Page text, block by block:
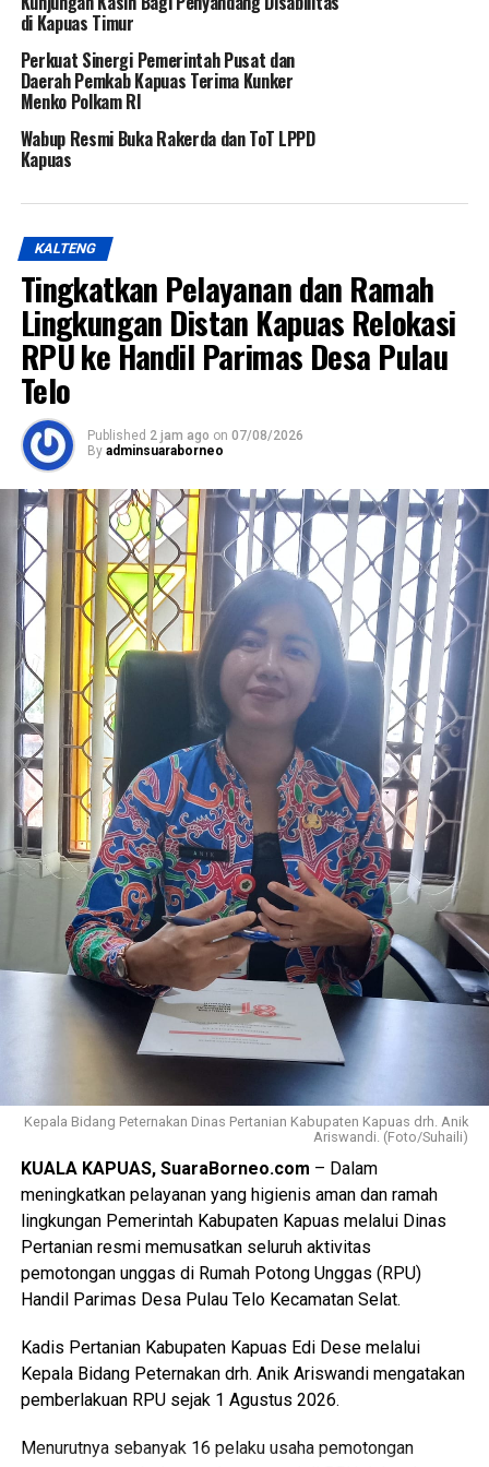
di Kapuas Timur
Perkuat Sinergi Pemerintah Pusat dan
Daerah Pemkab Kapuas Terima Kunker
Menko Polkam RI
Wabup Resmi Buka Rakerda dan ToT LPPD
Kapuas
KALTENG
Tingkatkan Pelayanan dan Ramah
Lingkungan Distan Kapuas Relokasi
RPU ke Handil Parimas Desa Pulau
Telo
Published 2 jam ago on 07/08/2026
By adminsuaraborneo
Kepala Bidang Peternakan Dinas Pertanian Kabupaten Kapuas drh. Anik
Ariswandi. (Foto/Suhaili)
KUALA KAPUAS, SuaraBorneo.com – Dalam
meningkatkan pelayanan yang higienis aman dan ramah
lingkungan Pemerintah Kabupaten Kapuas melalui Dinas
Pertanian resmi memusatkan seluruh aktivitas
pemotongan unggas di Rumah Potong Unggas (RPU)
Handil Parimas Desa Pulau Telo Kecamatan Selat.
Kadis Pertanian Kabupaten Kapuas Edi Dese melalui
Kepala Bidang Peternakan drh. Anik Ariswandi mengatakan
pemberlakuan RPU sejak 1 Agustus 2026.
Menurutnya sebanyak 16 pelaku usaha pemotongan